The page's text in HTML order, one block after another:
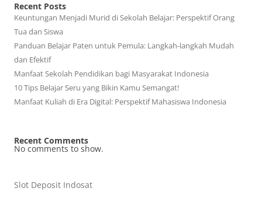
Recent Posts
Keuntungan Menjadi Murid di Sekolah Belajar: Perspektif Orang
Tua dan Siswa
Panduan Belajar Paten untuk Pemula: Langkah-langkah Mudah
dan Efektif
Manfaat Sekolah Pendidikan bagi Masyarakat Indonesia
10 Tips Belajar Seru yang Bikin Kamu Semangat!
Manfaat Kuliah di Era Digital: Perspektif Mahasiswa Indonesia
Recent Comments
No comments to show.
Slot Deposit Indosat